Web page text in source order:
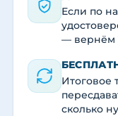
Если по
— вернём
Итоговое
сколько